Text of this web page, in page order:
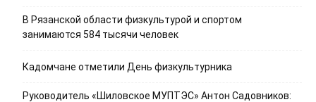
В Рязанской области физкультурой и спортом
занимаются 584 тысячи человек
Кадомчане отметили День физкультурника
Руководитель «Шиловское МУПТЭС» Антон Садовников: